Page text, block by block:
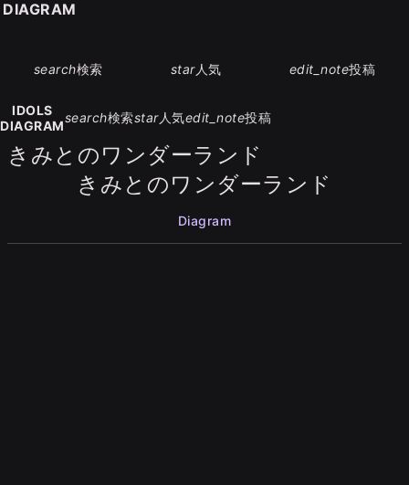
search検索 star人気 edit_note投稿
IDOLS
DIAGRAM
search検索star人気edit_note投稿
きみとのワンダーランド
きみとのワンダーランド
Diagram